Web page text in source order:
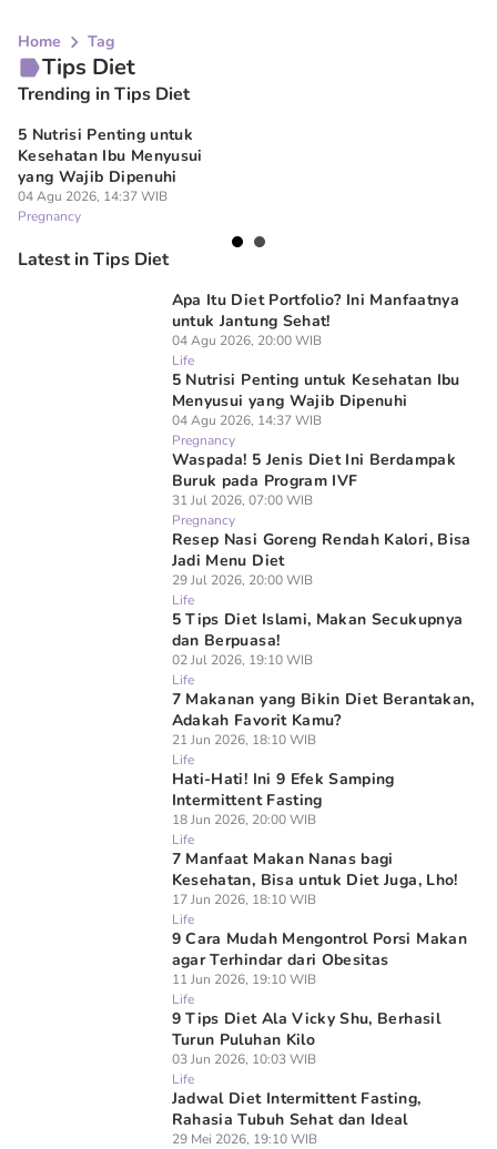
Home Tag
Tips Diet
Trending in Tips Diet
5 Nutrisi Penting untuk
Kesehatan Ibu Menyusui
yang Wajib Dipenuhi
04 Agu 2026, 14:37 WIB
Pregnancy
Latest in Tips Diet
Apa Itu Diet Portfolio? Ini Manfaatnya
untuk Jantung Sehat!
04 Agu 2026, 20:00 WIB
Life
5 Nutrisi Penting untuk Kesehatan Ibu
Menyusui yang Wajib Dipenuhi
04 Agu 2026, 14:37 WIB
Pregnancy
Waspada! 5 Jenis Diet Ini Berdampak
Buruk pada Program IVF
31 Jul 2026, 07:00 WIB
Pregnancy
Resep Nasi Goreng Rendah Kalori, Bisa
Jadi Menu Diet
29 Jul 2026, 20:00 WIB
Life
5 Tips Diet Islami, Makan Secukupnya
dan Berpuasa!
02 Jul 2026, 19:10 WIB
Life
7 Makanan yang Bikin Diet Berantakan,
Adakah Favorit Kamu?
21 Jun 2026, 18:10 WIB
Life
Hati-Hati! Ini 9 Efek Samping
Intermittent Fasting
18 Jun 2026, 20:00 WIB
Life
7 Manfaat Makan Nanas bagi
Kesehatan, Bisa untuk Diet Juga, Lho!
17 Jun 2026, 18:10 WIB
Life
9 Cara Mudah Mengontrol Porsi Makan
agar Terhindar dari Obesitas
11 Jun 2026, 19:10 WIB
Life
9 Tips Diet Ala Vicky Shu, Berhasil
Turun Puluhan Kilo
03 Jun 2026, 10:03 WIB
Life
Jadwal Diet Intermittent Fasting,
Rahasia Tubuh Sehat dan Ideal
29 Mei 2026, 19:10 WIB